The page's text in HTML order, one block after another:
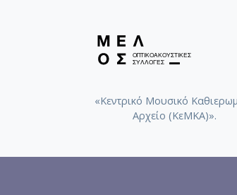
«Κεντρικό Μουσικό
Αρχείο (ΚεΜΚΑ)».